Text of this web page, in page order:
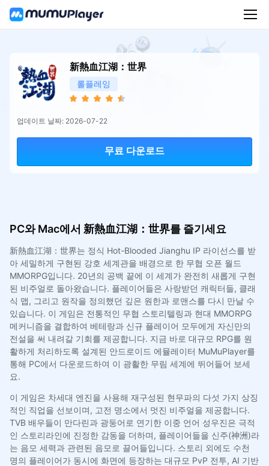
新熱血江湖：世界
롤플레잉
업데이트 날짜: 2026-07-22
무료 다운로드
PC와 Mac에서 新熱血江湖：世界를 즐기세요
新熱血江湖：世界는 정식 Hot-Blooded Jianghu IP 라이선스를 받
아 세밀하게 구현된 강호 세계관을 배경으로 한 무협 오픈 월드
MMORPG입니다. 20년의 공백 끝에 이 세계가 완전히 새롭게 구현
된 비주얼로 돌아왔습니다. 플레이어들은 사랑받던 캐릭터들, 클래
식 맵, 그리고 원작을 정의했던 깊은 원한과 로맨스를 다시 만날 수
있습니다. 이 게임은 전통적인 무협 스토리텔링과 현대 MMORPG
메커니즘을 결합하여 베테랑과 신규 플레이어 모두에게 자신만의
전설을 써 내려갈 기회를 제공합니다. 지금 바로 대규모 RPG를 원
활하게 처리하도록 설계된 안드로이드 에뮬레이터 MuMuPlayer를
통해 PC에서 다운로드하여 이 광활한 무림 세계에 뛰어들어 보세
요.
이 게임은 차세대 엔진을 사용해 재구성된 현무파의 다섯 가지 상징
적인 직업을 선보이며, 고전 명소에서 멋진 비주얼을 제공합니다.
TVB 배우들이 만다린과 광둥어로 연기한 이중 언어 성우진은 극적
인 스토리라인에 진정한 감동을 더하며, 플레이어들을 신주(神洲)라
는 음모 세력과 관련된 음모로 끌어들입니다. 스토리 외에도 수천
명의 플레이어가 동시에 화면에 등장하는 대규모 PvP 전투, AI 기반